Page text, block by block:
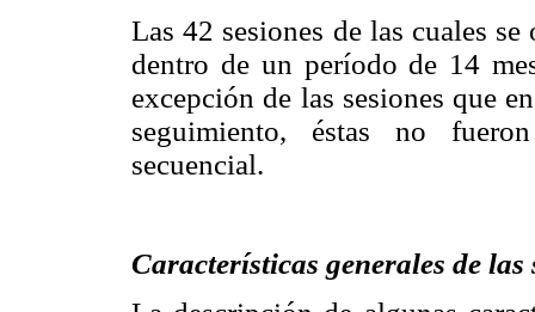
Las 42 sesiones de las cuales
dentro de un período de 14
excepción de las sesiones que
seguimiento, éstas no
secuencial.
Características generales de